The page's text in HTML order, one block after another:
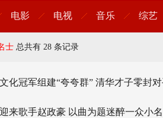
电影 电视 音乐 综艺
士 总共有 28 条记录
化冠军组建“夸夸群” 清华才子零封
来歌手赵政豪 以曲为题迷醉一众小